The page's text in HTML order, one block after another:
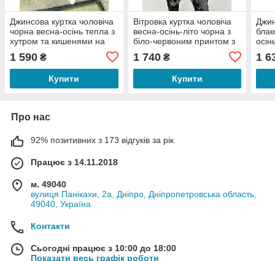
Джинсова куртка чоловіча
чорна весна-осінь тепла з
хутром та кишенями на
грудях без капюшона Total
Good
1 590 ₴
Купити
Вітровка куртка чоловіча
весна-осінь-літо чорна з
біло-червоним принтом з
1 740₴
Купити
1
Про нас
92% позитивних з 173 відгуків за рік
Працює з 14.11.2018
м. 49040
вулиця Панікахи, 2а, Дніпро, Дніпропетровська область,
49040, Україна
Контакти
Сьогодні працює з 10:00 до 18:00
Показати весь графік роботи